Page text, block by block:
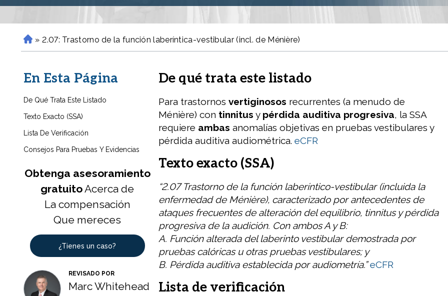
H
o
e
» 2.07: Trastorno de la función laberíntica-vestibular (incl. de Ménière)
En Esta Página
De Qué Trata Este Listado
Texto Exacto (SSA)
Lista De Verificación
Consejos Para Pruebas Y Evidencias
Obtenga asesoramiento
gratuitoAcerca de
La compensación
Que mereces
¿Tienes un caso?
REVISADO POR
Marc Whitehead
De qué trata este listado
Para trastornos vertiginosos recurrentes (a menudo de
Ménière) con tinnitus y pérdida auditiva progresiva, la SSA
requiere ambas anomalías objetivas en pruebas vestibulares y
pérdida auditiva audiométrica. eCFR
Texto exacto (SSA)
“2.07 Trastorno de la función laberíntico-vestibular (incluida la
enfermedad de Ménière), caracterizado por antecedentes de
ataques frecuentes de alteración del equilibrio, tinnitus y pérdida
progresiva de la audición. Con ambos A y B:
A. Función alterada del laberinto vestibular demostrada por
pruebas calóricas u otras pruebas vestibulares; y
B. Pérdida auditiva establecida por audiometría.” eCFR
Lista de verificación